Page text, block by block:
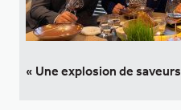
« Une explosion de